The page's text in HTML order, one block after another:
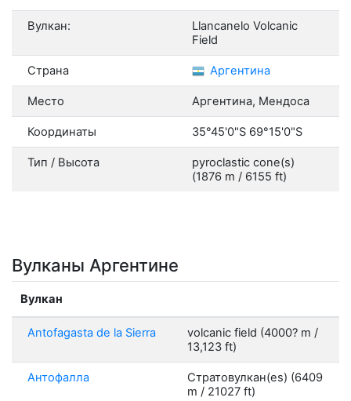
Вулкан:
Llancanelo Volcanic
Field
Страна Аргентина
Место Аргентина, Мендоса
Координаты 35°45'0"S 69°15'0"S
Тип / Высота
pyroclastic cone(s)
(1876 m / 6155 ft)
Вулканы Аргентине
Вулкан
Antofagasta de la Sierra
volcanic field (4000? m /
13,123 ft)
Антофалла
Стратовулкан(es) (6409
m / 21027 ft)